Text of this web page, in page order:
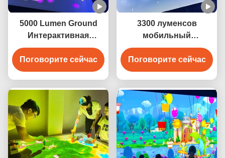
5000 Lumen Ground
Интерактивная
проекционная игра
Поговорите сейчас
3300 луменсов
мобильный
интерактивный
полный проектор
игровой план для
Поговорите сейчас